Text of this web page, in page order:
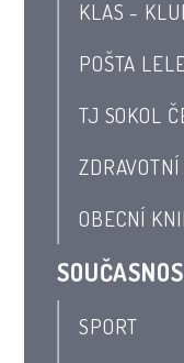
KLAS -
POŠTA
TJ SOKOL
OBECNÍ
SPORT